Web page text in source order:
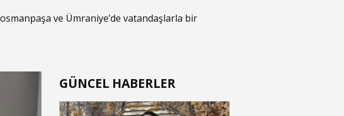
ve Ümraniye’de vatandaşlarla bir
GÜNCEL HABERLER